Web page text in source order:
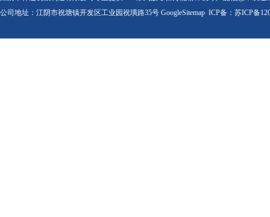
公司地址：江阴市祝塘镇开发区工业园祝璜路35号 GoogleSitemap ICP备： 苏ICP备